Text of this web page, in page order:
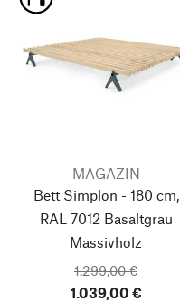
MAGAZIN
Bett Simplon - 180 cm,
RAL 7012 Basaltgrau
Massivholz
1.299,00 €
1.039,00 €